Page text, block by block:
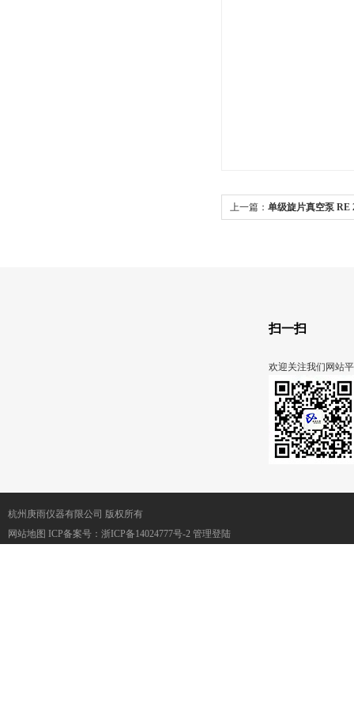
上一篇： 单级旋片真空泵 RE
扫一扫
欢迎关注我们网站
杭州庚雨仪器有限公司 版权所有
网站地图 ICP备案号： 浙ICP备14024777号-2 管理登陆